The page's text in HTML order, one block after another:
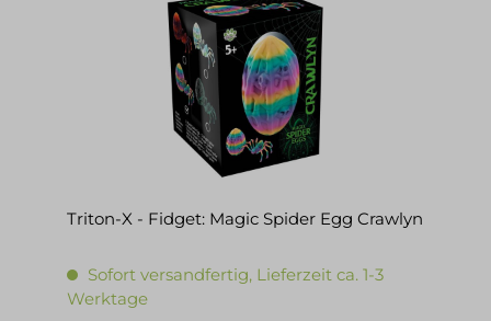
Triton-X - Fidget: Magic Spider Egg Crawlyn
Sofort versandfertig, Lieferzeit ca. 1-3
Werktage